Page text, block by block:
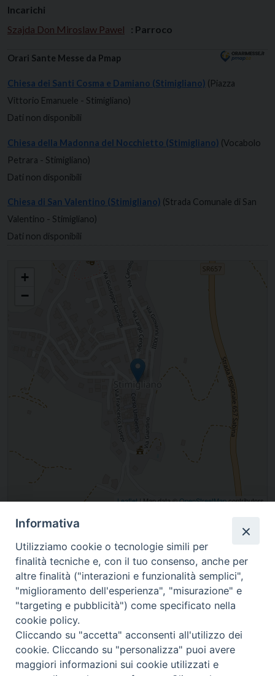
Incarichi
Szajda Don Miroslaw Pawel
: Parroco
Orari Sante Messe da Pmap
Chiesa dei Santi Cosma e Damiano (Stimigliano) (Piazza
Vittorio Emanuele - Stimigliano)
Dati non disponibili
Chiesa della Madonna del Nocchietto (Stimigliano) (Vocabolo
Petrara - Stimigliano)
Dati non disponibili
Chiesa di San Valentino (Stimigliano) (Strada Comunale di San
Valentino - Stimigliano)
Dati non disponibili
Santi Cosma e Damiano
+
−
Leaflet| Map data ©OpenStreetMapcontributors
Piazza Vittorio Emanuele, Stimigliano, Lazio, Italia
Informativa
Utilizziamo cookie o tecnologie simili per
finalità tecniche e, con il tuo consenso, anche per
altre finalità ("interazioni e funzionalità semplici",
"miglioramento dell'esperienza", "misurazione" e
"targeting e pubblicità") come specificato nella
cookie policy.
Cliccando su "accetta" acconsenti all'utilizzo dei
cookie. Cliccando su "personalizza" puoi avere
maggiori informazioni sui cookie utilizzati e